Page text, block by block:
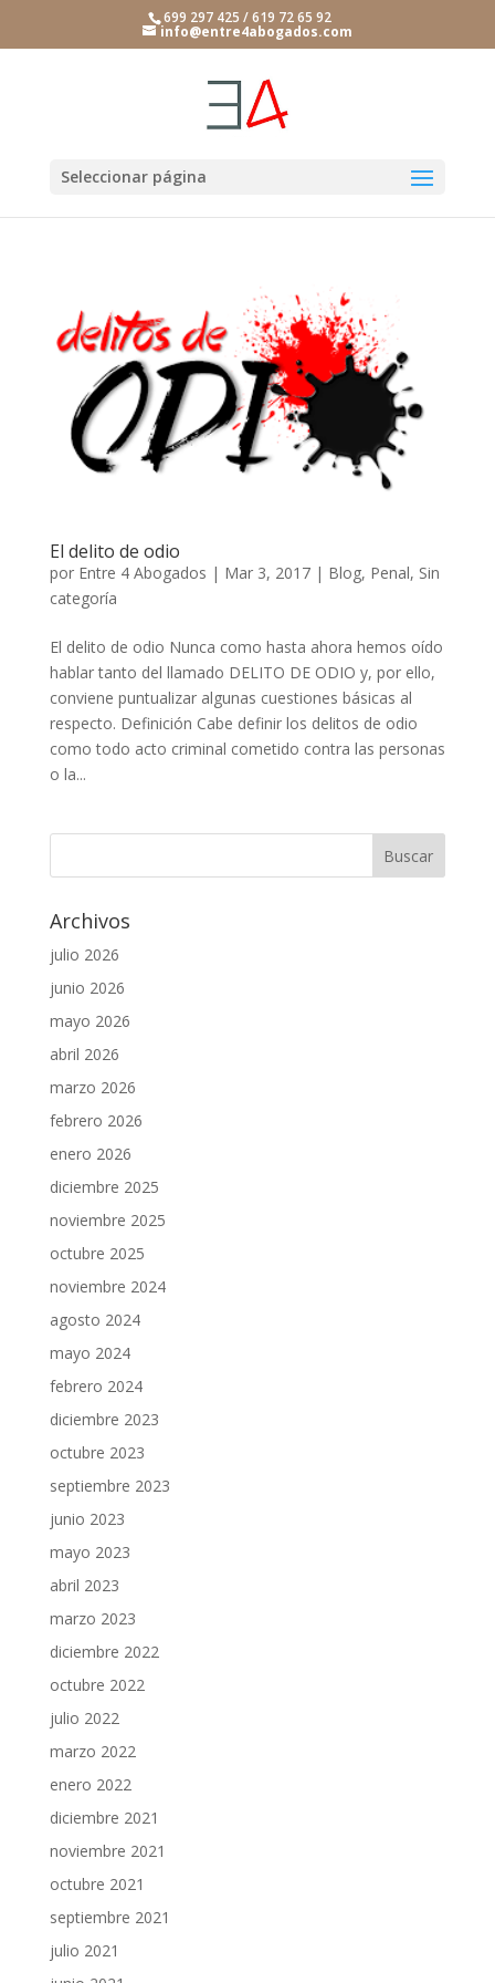
699 297 425 / 619 72 65 92
info@entre4abogados.com
Seleccionar página
El delito de odio
por Entre 4 Abogados | Mar 3, 2017| Blog, Penal, Sin
categoría
El delito de odio Nunca como hasta ahora hemos oído
hablar tanto del llamado DELITO DE ODIO y, por ello,
conviene puntualizar algunas cuestiones básicas al
respecto. Definición Cabe definir los delitos de odio
como todo acto criminal cometido contra las personas
o la...
Archivos
julio 2026
junio 2026
mayo 2026
abril 2026
marzo 2026
febrero 2026
enero 2026
diciembre 2025
noviembre 2025
octubre 2025
noviembre 2024
agosto 2024
mayo 2024
febrero 2024
diciembre 2023
octubre 2023
septiembre 2023
junio 2023
mayo 2023
abril 2023
marzo 2023
diciembre 2022
octubre 2022
julio 2022
marzo 2022
enero 2022
diciembre 2021
noviembre 2021
octubre 2021
septiembre 2021
julio 2021